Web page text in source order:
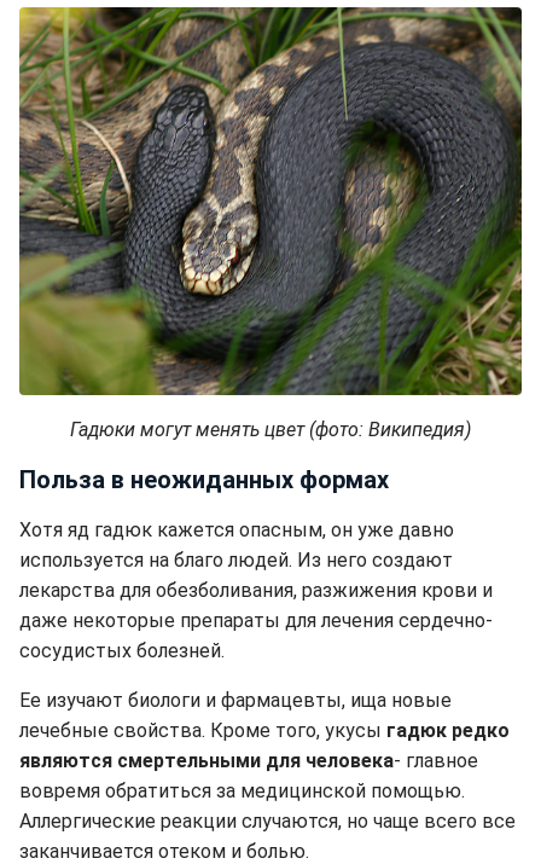
Гадюки могут менять цвет (фото: Википедия)
Польза в неожиданных формах
Хотя яд гадюк кажется опасным, он уже давно
используется на благо людей. Из него создают
лекарства для обезболивания, разжижения крови и
даже некоторые препараты для лечения сердечно-
сосудистых болезней.
Ее изучают биологи и фармацевты, ища новые
лечебные свойства. Кроме того, укусы гадюк редко
являются смертельными для человека- главное
вовремя обратиться за медицинской помощью.
Аллергические реакции случаются, но чаще всего все
заканчивается отеком и болью.